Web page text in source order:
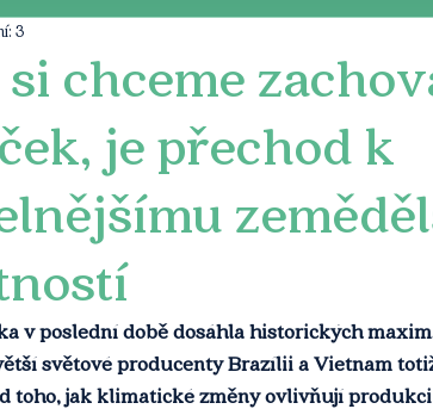
chceme
je přechod k
3
v poslední době dosáhla historických
světové producenty Brazílii a Vietnam
toho, jak klimatické změny ovlivňují